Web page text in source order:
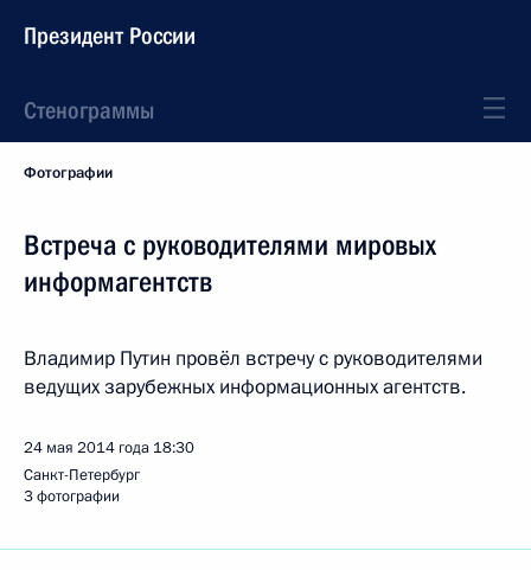
Президент России
Стенограммы
Фотографии
Встреча с руководителями мировых
информагентств
Владимир Путин провёл встречу с руководителями
ведущих зарубежных информационных агентств.
24 мая 2014 года 18:30
Санкт-Петербург
3 фотографии